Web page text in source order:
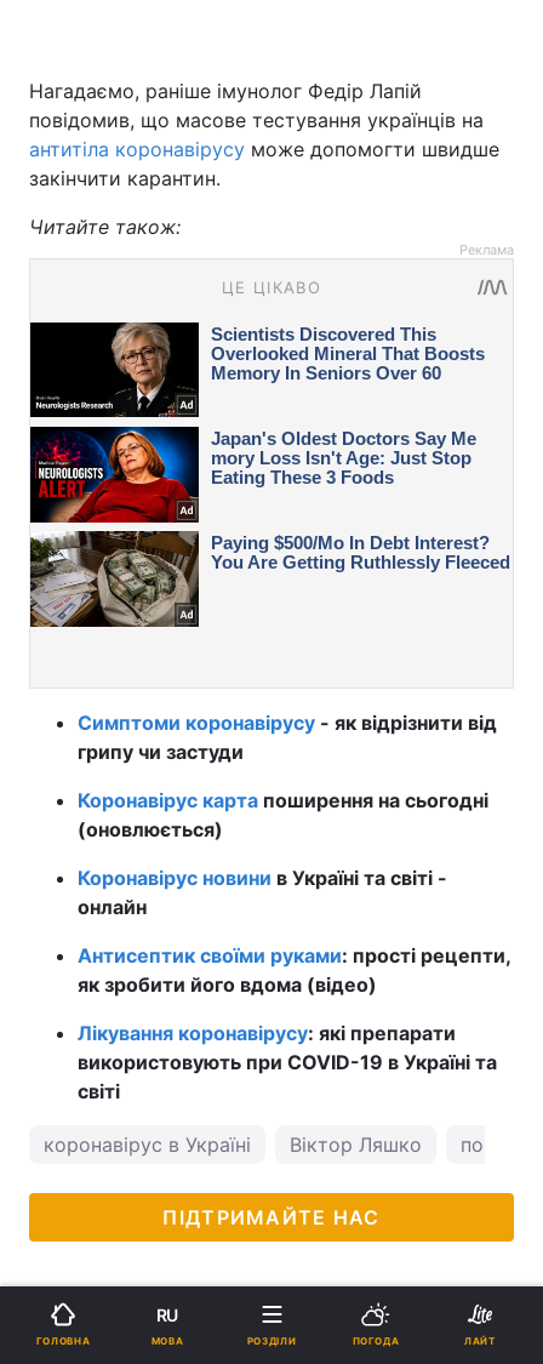
Нагадаємо, раніше імунолог Федір Лапій
повідомив, що масове тестування українців на
антитіла коронавірусу може допомогти швидше
закінчити карантин.
Читайте також:
Реклама
Симптоми коронавірусу - як відрізнити від
грипу чи застуди
Коронавірус карта поширення на сьогодні
(оновлюється)
Коронавірус новини в Україні та світі -
онлайн
Антисептик своїми руками: прості рецепти,
як зробити його вдома (відео)
Лікування коронавірусу: які препарати
використовують при COVID-19 в Україні та
світі
коронавірус в Україні Віктор Ляшко погода
ПІДТРИМАЙТЕ НАС
ГОЛОВНА
RU
МОВА РОЗДІЛИ ПОГОДА ЛАЙТ